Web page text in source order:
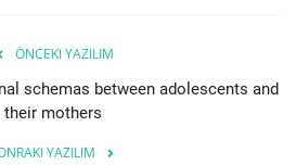
ÖNCEKI YAZILIM
schemas between adolescents and
their mothers
YAZILIM